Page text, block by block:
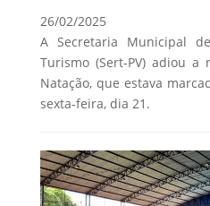
26/02/2025
A Secretaria Municipal
Turismo (Sert-PV) adiou a
Natação, que estava
sexta-feira, dia 21.